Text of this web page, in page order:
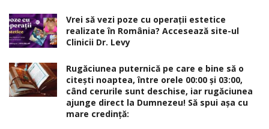
Vrei să vezi poze cu operații estetice
realizate în România? Accesează site-ul
Clinicii Dr. Levy
Rugăciunea puternică pe care e bine să o
citești noaptea, între orele 00:00 și 03:00,
când cerurile sunt deschise, iar rugăciunea
ajunge direct la Dumnezeu! Să spui așa cu
mare credință: